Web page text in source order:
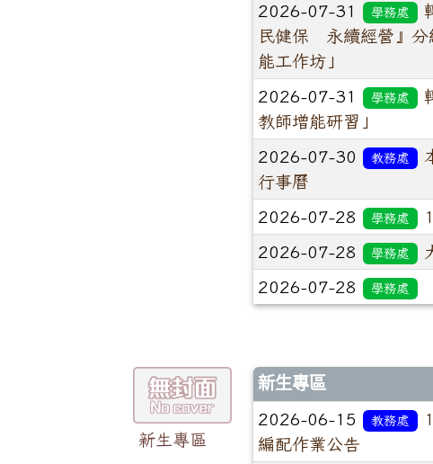
2026-07-31 學務處
民健保 永續經營』分
能工作坊」
2026-07-31 學務處
教師增能研習」
2026-07-30 教務處
行事曆
2026-07-28 學務處
2026-07-28 學務處
2026-07-28 學務處
新生專區
新生專區
2026-06-15 教務處
編配作業公告